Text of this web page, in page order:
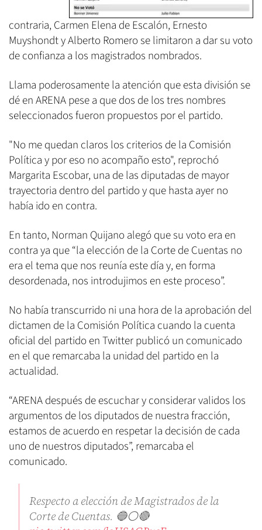
contraria, Carmen Elena de Escalón, Ernesto
Muyshondt y Alberto Romero se limitaron a dar su voto
de confianza a los magistrados nombrados.
Llama poderosamente la atención que esta división se
dé en ARENA pese a que dos de los tres nombres
seleccionados fueron propuestos por el partido.
"No me quedan claros los criterios de la Comisión
Política y por eso no acompaño esto", reprochó
Margarita Escobar, una de las diputadas de mayor
trayectoria dentro del partido y que hasta ayer no
había ido en contra.
En tanto, Norman Quijano alegó que su voto era en
contra ya que “la elección de la Corte de Cuentas no
era el tema que nos reunía este día y, en forma
desordenada, nos introdujimos en este proceso”.
No había transcurrido ni una hora de la aprobación del
dictamen de la Comisión Política cuando la cuenta
oficial del partido en Twitter publicó un comunicado
en el que remarcaba la unidad del partido en la
actualidad.
“ARENA después de escuchar y considerar validos los
argumentos de los diputados de nuestra fracción,
estamos de acuerdo en respetar la decisión de cada
uno de nuestros diputados”, remarcaba el
comunicado.
Respecto a elección de Magistrados de la
Corte de Cuentas. 🔵⚪️🔴